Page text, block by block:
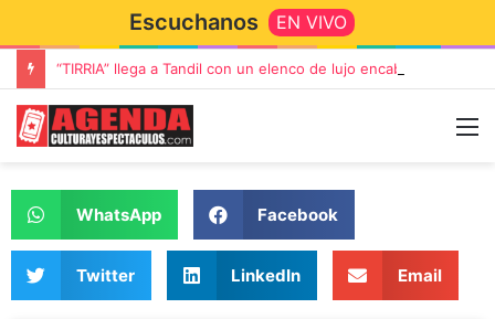
Escuchanos EN VIVO
WhatsApp Facebook
Twitter LinkedIn Email